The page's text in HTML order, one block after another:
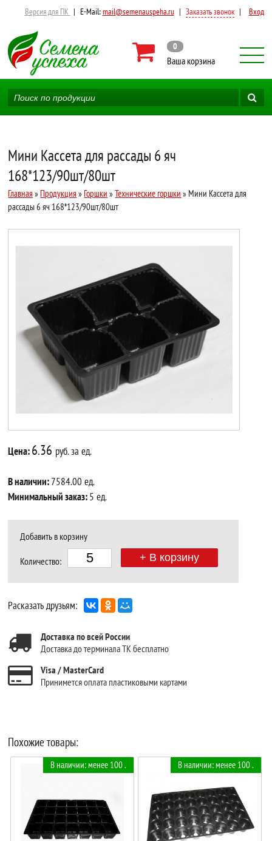
Версия для ПК | E-Mail:mail@semenauspeha.ru | Заказать звонок | Вход
0
Ваша корзина
Мини Кассета для рассады 6 яч
168*123/90шт/80шт
Главная » Продукция » Горшки »Технические горшки » Мини Кассета для
рассады 6 яч 168*123/90шт/80шт
Цена:6.36 руб. за ед.
В наличии:7584.00 ед.
Минимальный заказ:5 ед.
Добавить в корзину
Количество: + В корзину
Расказать друзьям:
Доставка по всей России
Доставка до терминала ТК бесплатно
Visa / MasterCard
Принимется оплата пластиковыми картами
Похожие товары:
В наличии: менее 100 . В наличии: менее 100 .